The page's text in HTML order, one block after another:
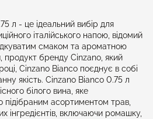
л - це ідеальний вибір для
італійського напою, відомий
смаком та ароматною
продукт бренду Cinzano, який
Cinzano Bianco поєднує в собі
якість. Cinzano Bianco 0.75 л
білого вина, яке
підібраним асортиментом трав,
інгредієнтів, включаючи ромашку,